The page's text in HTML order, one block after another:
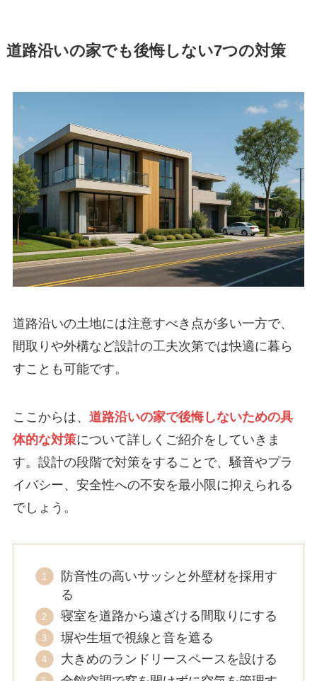
道路沿いの家でも後悔しない7つの対策
道路沿いの土地には注意すべき点が多い一方で、
間取りや外構など設計の工夫次第では快適に暮ら
すことも可能です。
ここからは、 道路沿いの家で後悔しないための具
体的な対策について詳しくご紹介をしていきま
す。設計の段階で対策をすることで、騒音やプラ
イバシー、安全性への不安を最小限に抑えられる
でしょう。
防音性の高いサッシと外壁材を採用す
る
寝室を道路から遠ざける間取りにする
塀や生垣で視線と音を遮る
大きめのランドリースペースを設ける